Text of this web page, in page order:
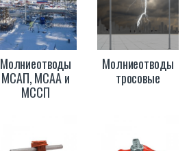
Молниеотводы
МСАП, МСАА и
МССП
Молниеотводы
тросовые